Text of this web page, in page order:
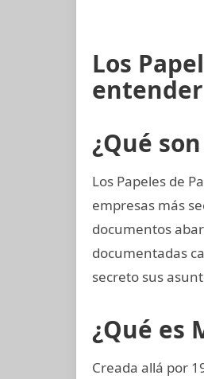
Los
¿Qué
Los Papeles de
empresas más
documentos
documentadas
secreto sus
¿Qué es
Creada allá por